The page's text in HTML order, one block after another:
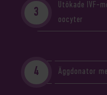
Utökade IVF-
oocyter
Äggdonator